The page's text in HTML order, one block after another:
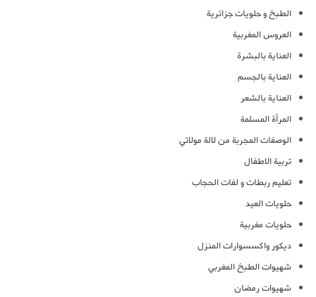
الطبخ و حلويات جزائرية
العروس المغربية
العناية بالبشرة
العناية بالجسم
العناية بالشعر
المرأة المسلمة
الوصفات المجربة من لالة مولاتي
تربية الاطفال
تعليم ربطات و لفات الحجاب
حلويات العيد
حلويات مغربية
ديكور واكسسوارات المنزل
شهيوات الطبخ المغربي
شهيوات رمضان